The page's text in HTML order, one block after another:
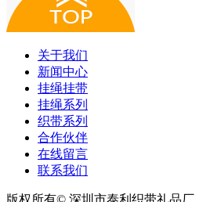
关于我们
新闻中心
挂绳挂带
挂绳系列
织带系列
合作伙伴
在线留言
联系我们